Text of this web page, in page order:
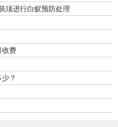
须进行白蚁预防处理
收费
？